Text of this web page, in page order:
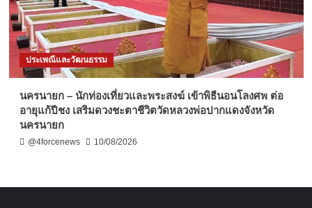
ประเพณีและวัฒนธรรม
นครนายก – นักท่องเที่ยวและพระสงฆ์ เข้าพิธีนอนโลงศพ ต่อ
อายุแก้ปีชง เสริมดวงชะตาชีวิตวัดหลวงพ่อปากแดงจังหวัด
นครนายก
@4forcenews 10/08/2026